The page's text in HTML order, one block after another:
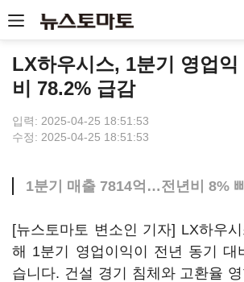
LX하우시스, 1분기 영업
비 78.2% 급감
입력: 2025-04-25 18:51:53
수정: 2025-04-25 18:51:53
1분기 매출 7814억…전년비 8%
[뉴스토마토 변소인 기자] LX하우
해 1분기 영업이익이 전년 동기 대
습니다. 건설 경기 침체와 고환율 영